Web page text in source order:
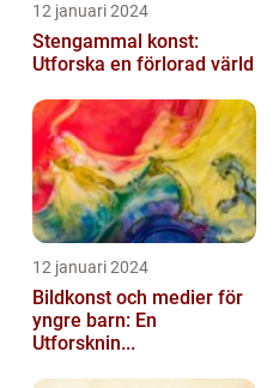
12 januari 2024
Stengammal konst:
Utforska en förlorad värld
12 januari 2024
Bildkonst och medier för
yngre barn: En
Utforsknin...